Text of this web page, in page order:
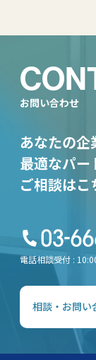
お問い合わせ
あなたの企
最適なパー
ご相談はこ
電話相談受付 :
相談・お問い